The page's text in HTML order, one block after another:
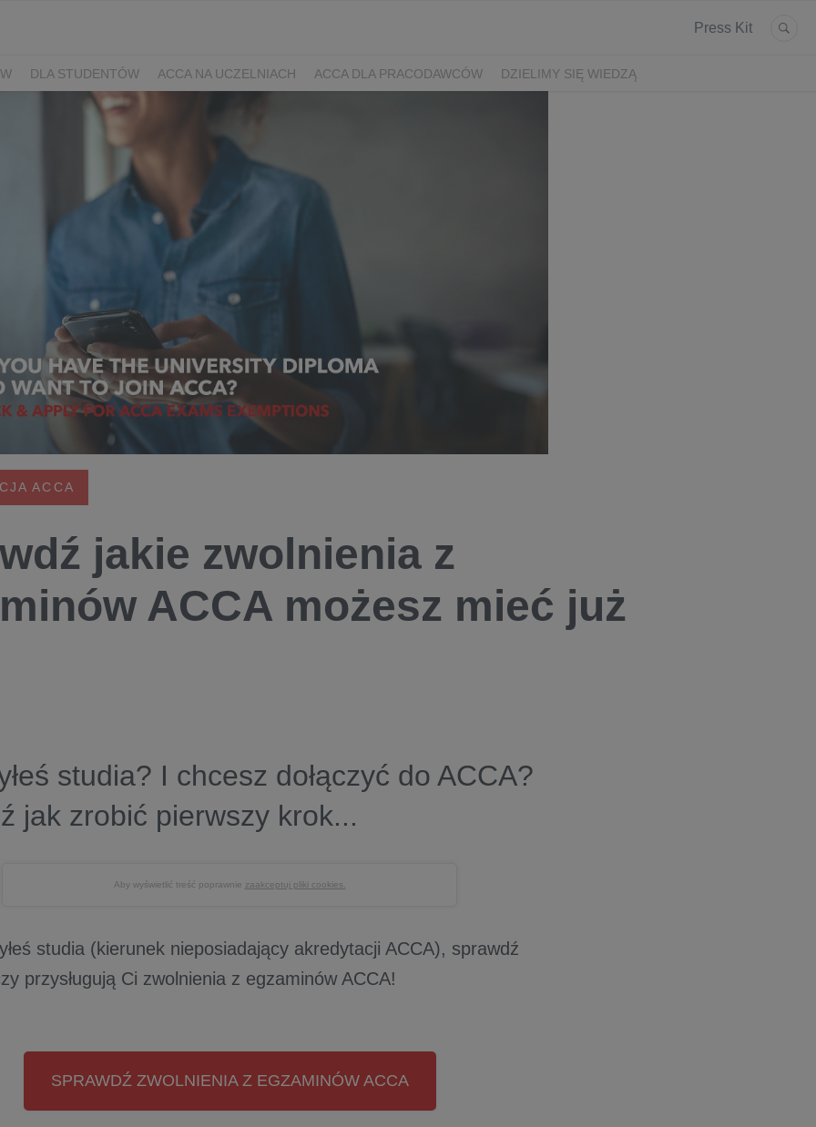
Press Kit
DLA STUDENTÓW ACCA NA UCZELNIACH ACCA DLA PRACODAWCÓW DZIELIMY SIĘ WIEDZĄ
ACCA
jakie zwolnienia z
ACCA możesz mieć już
studia? I chcesz dołączyć do ACCA?
jak zrobić pierwszy krok...
Aby wyświetlić treść poprawnie zaakceptuj pliki cookies.
studia (kierunek nieposiadający akredytacji ACCA), sprawdź
przysługują Ci zwolnienia z egzaminów ACCA!
SPRAWDŹ ZWOLNIENIA Z EGZAMINÓW ACCA